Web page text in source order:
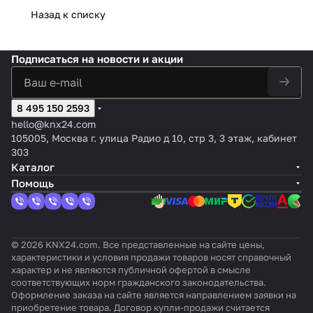
nB
OX
ручное
ие и KNX
Secure
реле/
DIN
рейку
тор,
а, 10А
KNX
В, 16
А
Назад к списку
Подписаться на новости и акции
8 495 150 2593
hello@knx24.com
105005, Москва г. улица Радио д 10, стр 3, 3 этаж, кабинет
303
Каталог
Помощь
© 2026 KNX24.com. Все представленные на сайте цены,
характеристики и условия продажи товаров носят справочный
характер и не являются публичной офертой в смысле
соответствующих норм гражданского законодательства.
Оформление заказа на сайте является направлением заявки на
приобретение товара. Договор купли-продажи считается